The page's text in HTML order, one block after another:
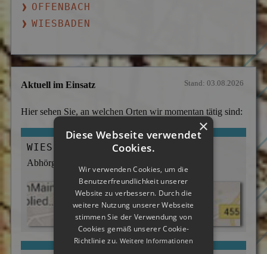
OFFENBACH
WIESBADEN
Aktuell im Einsatz Stand: 03.08.2026
Hier sehen Sie, an welchen Orten wir momentan tätig sind:
WIESBADEN:
Abhörgeräte & -wanzen
×
Diese Webseite verwendet
Cookies.
Wir verwenden Cookies, um die
Benutzerfreundlichkeit unserer
Website zu verbessern. Durch die
weitere Nutzung unserer Webseite
stimmen Sie der Verwendung von
Cookies gemäß unserer Cookie-
Richtlinie zu. Weitere Informationen